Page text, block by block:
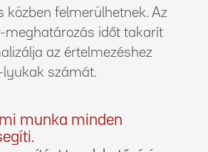
közben felmerülhetnek. Az
meghatározás időt takarít
az értelmezéshez
lyukak számát.
munka minden